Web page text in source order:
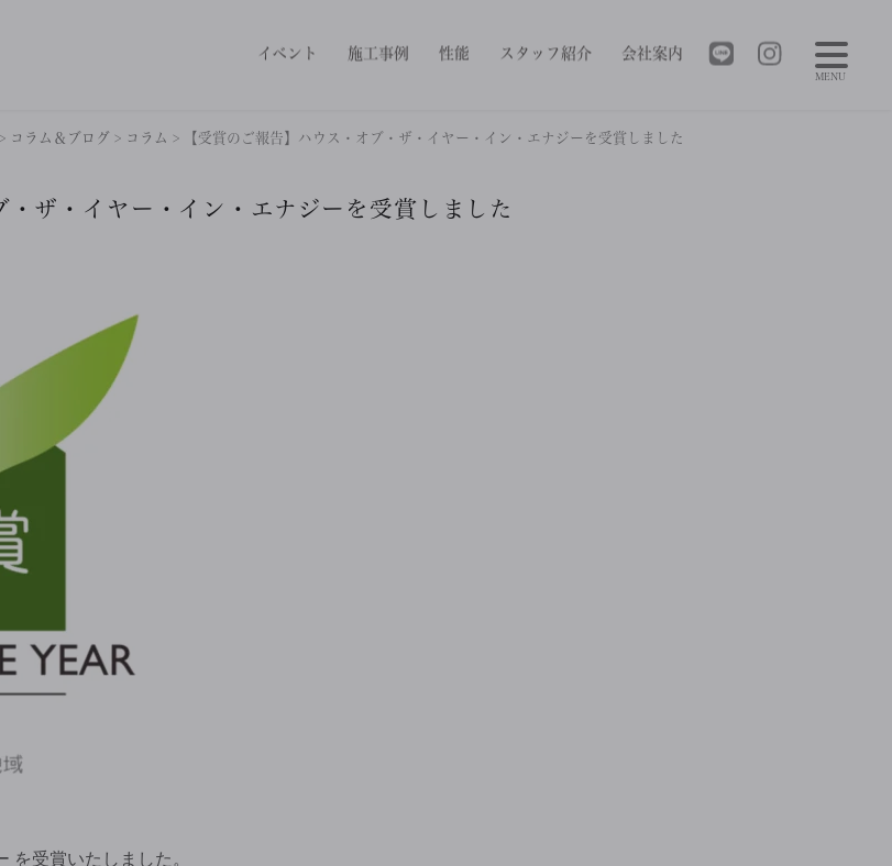
イベント 施工事例 性能 スタッフ紹介 会社案内
> コラム＆ブログ > コラム > 【受賞のご報告】ハウス・オブ・ザ・イヤー・イン・エナジーを受賞しました
・ザ・イヤー・イン・エナジーを受賞しました
を受賞いたしました。
MENU